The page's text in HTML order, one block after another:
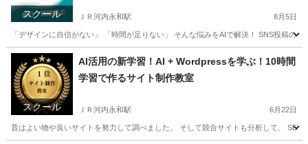
スクール ＪＲ河内永和駅 8月5日
「デザインに自信がない」 「時間が足りない」 そんな悩みをAIで解決！ SNS投稿の
大阪 東大阪市 ＪＲ河内永和駅 リモート
スクール
AI活用の新学習！AI + Wordpressを学ぶ！10時間
学習で作るサイト制作教室
ＪＲ河内永和駅 6月22日
昔はよい物や良いサイトを努力して調べました。 そして競合サイトも分析して、